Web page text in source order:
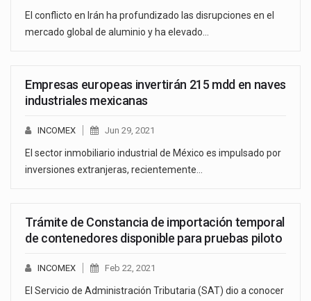
El conflicto en Irán ha profundizado las disrupciones en el
mercado global de aluminio y ha elevado…
Empresas europeas invertirán 215 mdd en naves
industriales mexicanas
INCOMEX Jun 29, 2021
El sector inmobiliario industrial de México es impulsado por
inversiones extranjeras, recientemente…
Trámite de Constancia de importación temporal
de contenedores disponible para pruebas piloto
INCOMEX Feb 22, 2021
El Servicio de Administración Tributaria (SAT) dio a conocer